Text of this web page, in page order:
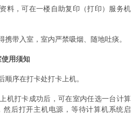
料，可在一楼自助复印（打印）服务机
携带入室，室内严禁吸烟、随地吐痰。
用须知
顺序在打卡处打卡上机。
机打卡成功后，可在室内任选一台计算
然后打开主机电源，等待计算机系统启